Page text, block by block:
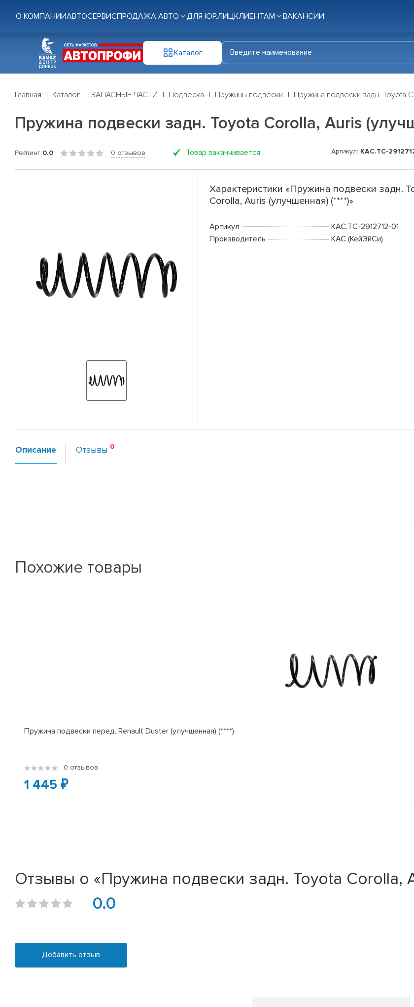
О КОМПАНИИАВТОСЕРВИСПРОДАЖА АВТО ДЛЯ ЮР.ЛИЦКЛИЕНТАМ ВАКАНСИИ
Каталог
Главная Каталог ЗАПАСНЫЕ ЧАСТИ Подвеска Пружины подвески Пружина подвески задн. Toyota
Пружина подвески задн. Toyota Corolla, Auris
Рейтинг 0.0 0 отзывов Товар заканчивается Артикул: КАС.TC-
Характеристики «Пружина подвески задн.
Corolla, Auris (улучшенная) (****)»
Артикул
КАС.TC-2912712-01
Производитель
КАС (КейЭйСи)
Описание Отзывы
Похожие товары
Пружина подвески перед. Renault Duster (улучшенная) (****)
0 отзывов
1 445 ₽
Отзывы о «Пружина подвески задн. Toyota Corolla,
0.0
Добавить отзыв